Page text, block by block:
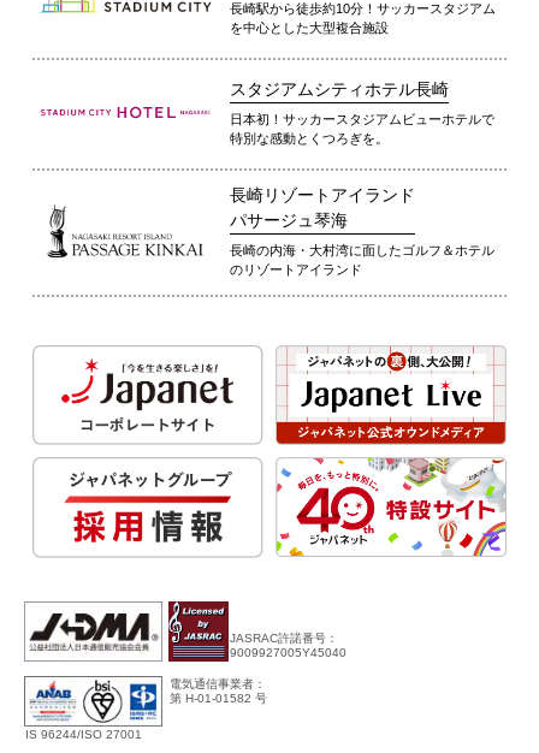
長崎駅から徒歩約10分！サッカースタジアム
を中心とした大型複合施設
スタジアムシティホテル長崎
日本初！サッカースタジアムビューホテルで
特別な感動とくつろぎを。
長崎リゾートアイランド
パサージュ琴海
長崎の内海・大村湾に面したゴルフ＆ホテル
のリゾートアイランド
JASRAC許諾番号：
9009927005Y45040
IS 96244/ISO 27001
電気通信事業者：
第 H-01-01582 号